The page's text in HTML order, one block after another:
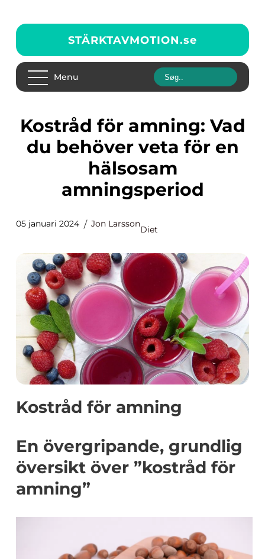
STÄRKTAVMOTION.se
Menu
Kostråd för amning: Vad
du behöver veta för en
hälsosam
amningsperiod
05 januari 2024 Jon Larsson
Diet
Kostråd för amning
En övergripande, grundlig
översikt över ”kostråd för
amning”